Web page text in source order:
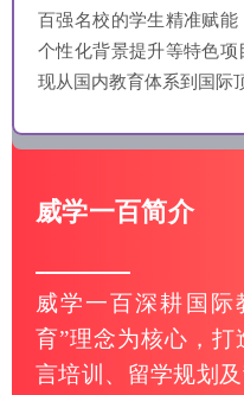
百强名校的学生精准赋能
个性化背景提升等特色
现从国内教育体系到国际
威学一百简介
威学一百深耕国际
育”理念为核心，
言培训、留学规划